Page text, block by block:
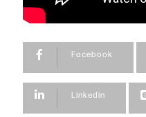
Facebook
Linkedin